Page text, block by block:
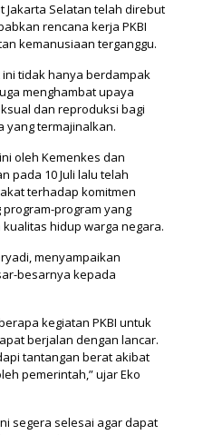
Jakarta Selatan telah direbut
rencana kerja PKBI
kemanusiaan terganggu.
tidak hanya berdampak
menghambat upaya
dan reproduksi bagi
yang termajinalkan.
oleh Kemenkes dan
pada 10 Juli lalu telah
terhadap komitmen
program yang
hidup warga negara.
menyampaikan
besarnya kepada
kegiatan PKBI untuk
berjalan dengan lancar.
tantangan berat akibat
pemerintah,” ujar Eko
segera selesai agar dapat